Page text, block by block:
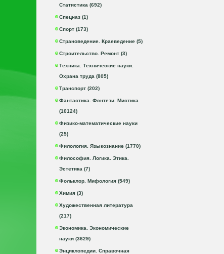
Статистика (692)
Спецназ (1)
Спорт (173)
Страноведение. Краеведение (5)
Строительство. Ремонт (3)
Техника. Технические науки.
Охрана труда (805)
Транспорт (202)
Фантастика. Фэнтези. Мистика
(10124)
Физико-математические науки
(25)
Филология. Языкознание (1770)
Философия. Логика. Этика.
Эстетика (7)
Фольклор. Мифология (549)
Химия (3)
Художественная литература
(217)
Экономика. Экономические
науки (3629)
Энциклопедии. Справочная